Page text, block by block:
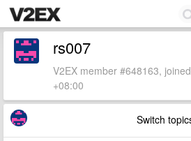
rs007
V2EX member #648163,
+08:00
Switch